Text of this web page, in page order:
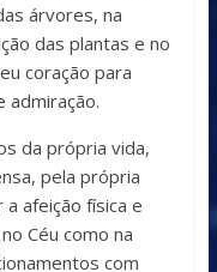
árvores, na
das plantas e no
coração para
admiração.
da própria vida,
pela própria
afeição física e
Céu como na
com